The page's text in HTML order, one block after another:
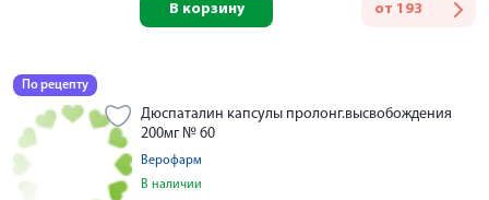
от 193
В корзину
По рецепту
Дюспаталин капсулы пролонг.высвобождения
200мг № 60
Верофарм
В наличии